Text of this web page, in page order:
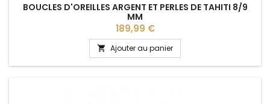
BOUCLES D'OREILLES ARGENT ET PERLES DE TAHITI 8/9
MM
Prix
189,99 €
 Ajouter au panier